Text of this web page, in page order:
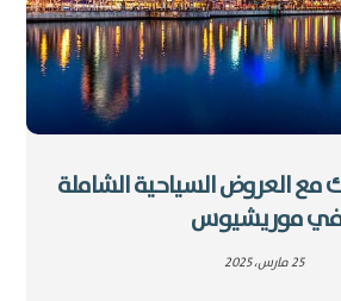
مع العروض السياحية الشاملة
موريشيوس
25 مارس، 2025